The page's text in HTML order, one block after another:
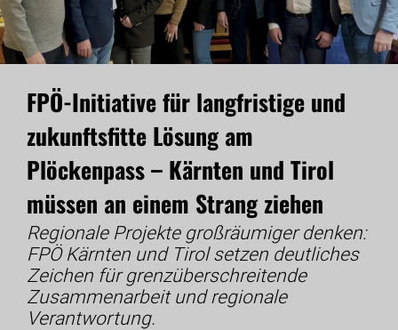
FPÖ-Initiative für langfristige und
zukunftsfitte Lösung am
Plöckenpass – Kärnten und Tirol
müssen an einem Strang ziehen
Regionale Projekte großräumiger denken:
FPÖ Kärnten und Tirol setzen deutliches
Zeichen für grenzüberschreitende
Zusammenarbeit und regionale
Verantwortung.